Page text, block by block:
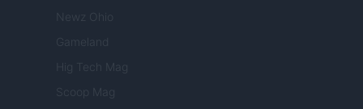
Newz Ohio
Gameland
Hig Tech Mag
Scoop Mag